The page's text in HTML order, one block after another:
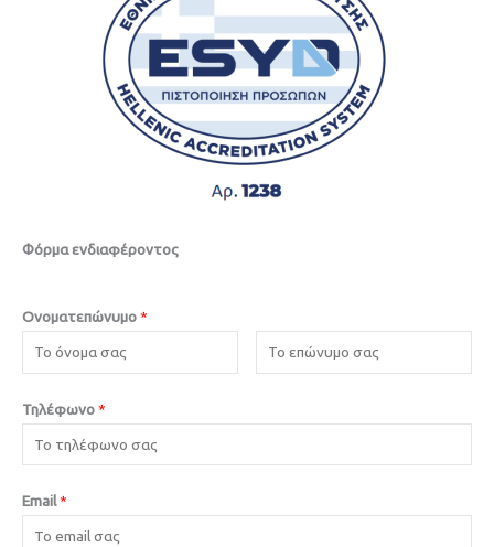
Φόρμα ενδιαφέροντος
Ονοματεπώνυμο*
Τηλέφωνο*
Email*